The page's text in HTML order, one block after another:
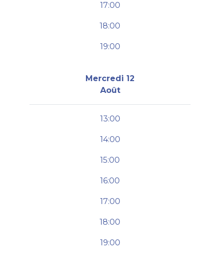
17:00
18:00
19:00
Mercredi 12
Août
13:00
14:00
15:00
16:00
17:00
18:00
19:00